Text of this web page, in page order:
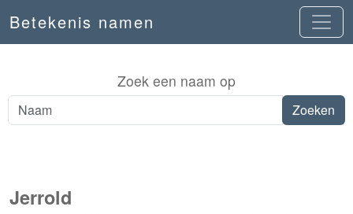
Betekenis namen
Zoek een naam op
Jerrold